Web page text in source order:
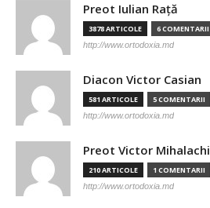
Preot Iulian Raţă
3878 ARTICOLE 6 COMENTARII
http://www.ortodoxia.md
Diacon Victor Casian
581 ARTICOLE 5 COMENTARII
http://www.ortodoxia.md
Preot Victor Mihalachi
210 ARTICOLE 1 COMENTARII
http://www.ortodoxia.md